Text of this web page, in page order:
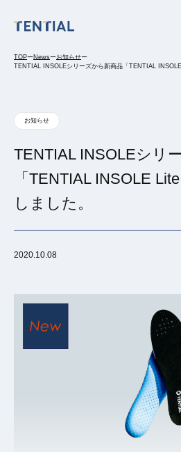
TOPーNewsーお知らせー
TENTIAL INSOLEシリーズから新商品「TENTIAL
お知らせ
TENTIAL INSOLEシリ
「TENTIAL INSOLE
しました。
2020.10.08